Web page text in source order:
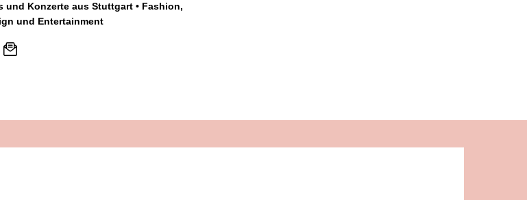
und Konzerte aus Stuttgart • Fashion,
und Entertainment